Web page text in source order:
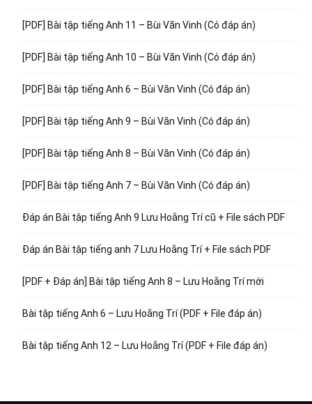
[PDF] Bài tập tiếng Anh 11 – Bùi Văn Vinh (Có đáp án)
[PDF] Bài tập tiếng Anh 10 – Bùi Văn Vinh (Có đáp án)
[PDF] Bài tập tiếng Anh 6 – Bùi Văn Vinh (Có đáp án)
[PDF] Bài tập tiếng Anh 9 – Bùi Văn Vinh (Có đáp án)
[PDF] Bài tập tiếng Anh 8 – Bùi Văn Vinh (Có đáp án)
[PDF] Bài tập tiếng Anh 7 – Bùi Văn Vinh (Có đáp án)
Đáp án Bài tập tiếng Anh 9 Lưu Hoằng Trí cũ + File sách PDF
Đáp án Bài tập tiếng anh 7 Lưu Hoằng Trí + File sách PDF
[PDF + Đáp án] Bài tập tiếng Anh 8 – Lưu Hoằng Trí mới
Bài tập tiếng Anh 6 – Lưu Hoằng Trí (PDF + File đáp án)
Bài tập tiếng Anh 12 – Lưu Hoằng Trí (PDF + File đáp án)